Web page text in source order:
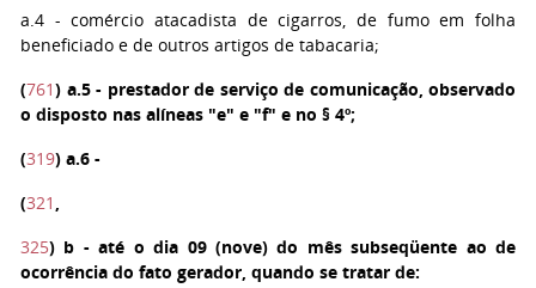
a.4 - comércio atacadista de cigarros, de fumo em folha
beneficiado e de outros artigos de tabacaria;
(761) a.5- prestador de serviço de comunicação, observado
o disposto nas alíneas "e" e "f" e no § 4º;
(319) a.6 -
(321 ,
325) b - até o dia 09 (nove) do mês subseqüente ao de
ocorrência do fato gerador, quando se tratar de: